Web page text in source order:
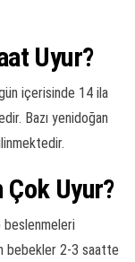
Uyur?
içerisinde 14 ila
Bazı yenidoğan
Çok Uyur?
beslenmeleri
bebekler 2-3 saatte